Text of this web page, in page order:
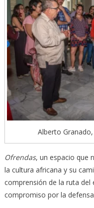
Alberto
Ofrendas, un espacio que
la cultura africana y su
comprensión de la ruta del
compromiso por la